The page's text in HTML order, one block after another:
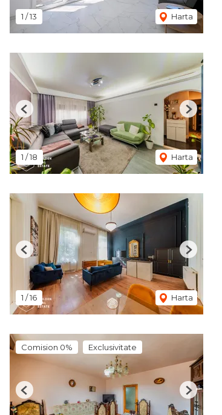
1 /13 Harta
1 /18 Harta
Previous Next
1 /16 Harta
Previous Next
Comision 0% Exclusivitate
Previous Next